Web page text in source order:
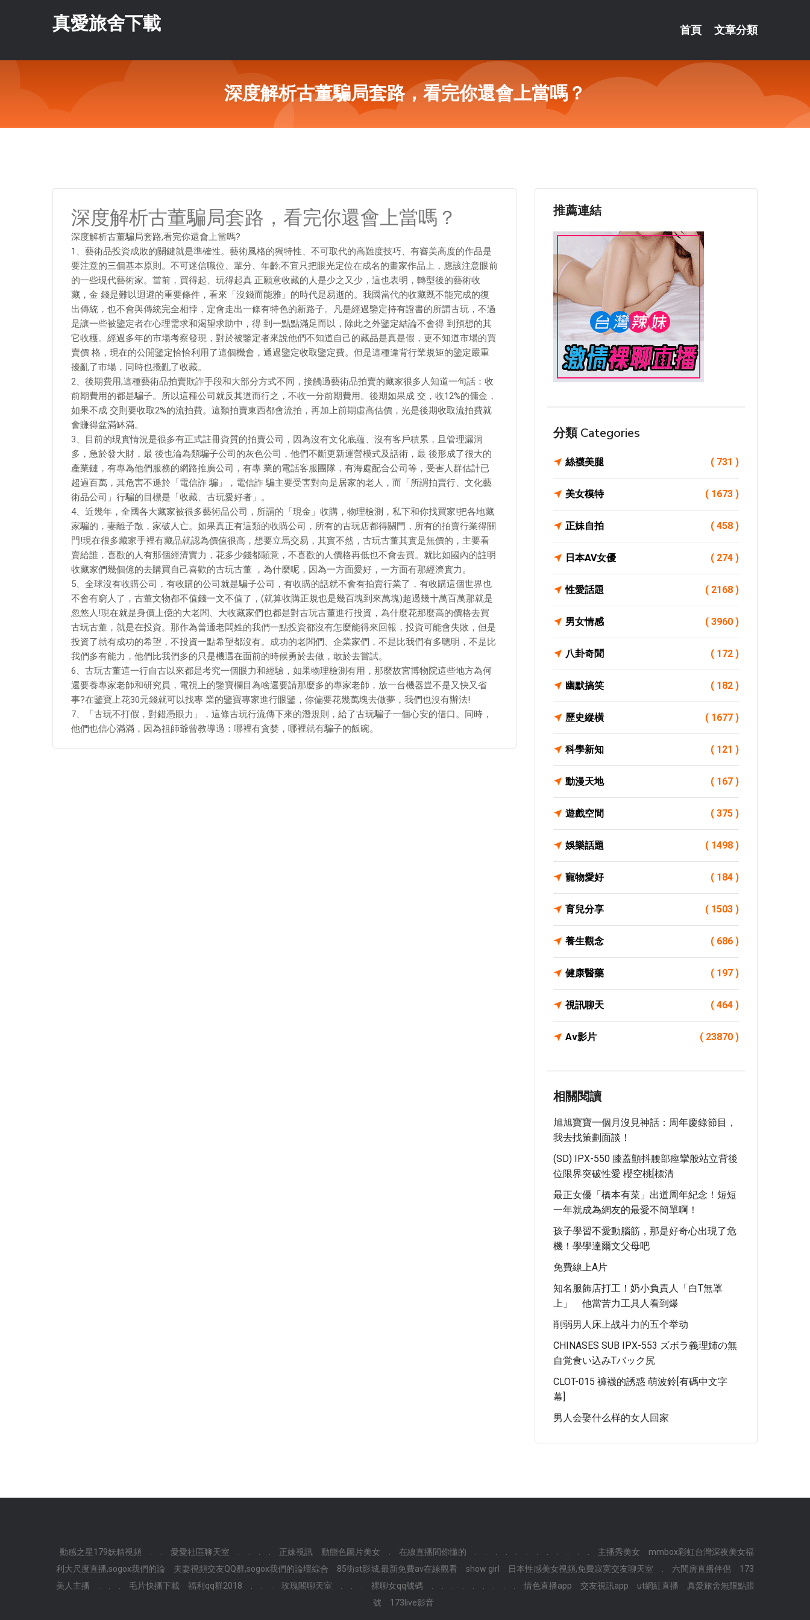
真愛旅舍下載 首頁 文章分類
深度解析古董騙局套路，看完你還會上當嗎？
深度解析古董騙局套路，看完你還會上當嗎？
深度解析古董騙局套路,看完你還會上當嗎?
1、藝術品投資成敗的關鍵就是準確性。藝術風格的獨特性、不可取代的高難度技巧、有審美高度的作品是
要注意的三個基本原則。不可迷信職位、輩分、年齡;不宜只把眼光定位在成名的畫家作品上，應該注意眼前
的一些現代藝術家。當前，買得起、玩得起真 正願意收藏的人是少之又少，這也表明，轉型後的藝術收
藏，金 錢是難以迴避的重要條件，看來「沒錢而能雅」的時代是易逝的。我國當代的收藏既不能完成的復
出傳統，也不會與傳統完全相悖，定會走出一條有特色的新路子。凡是經過鑒定持有證書的所謂古玩，不過
是讓一些被鑒定者在心理需求和渴望求助中，得 到一點點滿足而以，除此之外鑒定結論不會得 到預想的其
它收穫。經過多年的市場考察發現，對於被鑒定者來說他們不知道自己的藏品是真是假，更不知道市場的買
賣價 格，現在的公開鑒定恰恰利用了這個機會，通過鑒定收取鑒定費。但是這種違背行業規矩的鑒定嚴重
擾亂了市場，同時也攪亂了收藏。
2、後期費用,這種藝術品拍賣欺詐手段和大部分方式不同，接觸過藝術品拍賣的藏家很多人知道一句話：收
前期費用的都是騙子。所以這種公司就反其道而行之，不收一分前期費用。後期如果成 交，收12%的傭金，
如果不成 交則要收取2%的流拍費。這類拍賣東西都會流拍，再加上前期虛高估價，光是後期收取流拍費就
會賺得盆滿缽滿。
3、目前的現實情況是很多有正式註冊資質的拍賣公司，因為沒有文化底蘊、沒有客戶積累，且管理漏洞
多，急於發大財，最 後也淪為類騙子公司的灰色公司，他們不斷更新運營模式及話術，最 後形成了很大的
產業鏈，有專為他們服務的網路推廣公司，有專 業的電話客服團隊，有海處配合公司等，受害人群估計已
超過百萬，其危害不遜於「電信詐 騙」，電信詐 騙主要受害對向是居家的老人，而「所謂拍賣行、文化藝
術品公司」行騙的目標是「收藏、古玩愛好者」。
4、近幾年，全國各大藏家被很多藝術品公司，所謂的「現金」收購，物理檢測，私下和你找買家!把各地藏
家騙的，妻離子散，家破人亡。如果真正有這類的收購公司，所有的古玩店都得關門，所有的拍賣行業得關
門!現在很多藏家手裡有藏品就認為價值很高，想要立馬交易，其實不然，古玩古董其實是無價的，主要看
賣給誰，喜歡的人有那個經濟實力，花多少錢都願意，不喜歡的人價格再低也不會去買。就比如國內的註明
收藏家們幾個億的去購買自己喜歡的古玩古董 ，為什麼呢，因為一方面愛好，一方面有那經濟實力。
5、全球沒有收購公司，有收購的公司就是騙子公司，有收購的話就不會有拍賣行業了，有收購這個世界也
不會有窮人了，古董文物都不值錢一文不值了，(就算收購正規也是幾百塊到來萬塊)超過幾十萬百萬那就是
忽悠人!現在就是身價上億的大老闆、大收藏家們也都是對古玩古董進行投資，為什麼花那麼高的價格去買
古玩古董，就是在投資。那作為普通老闆姓的我們一點投資都沒有怎麼能得來回報，投資可能會失敗，但是
投資了就有成功的希望，不投資一點希望都沒有。成功的老闆們、企業家們，不是比我們有多聰明，不是比
我們多有能力，他們比我們多的只是機遇在面前的時候勇於去做，敢於去嘗試。
6、古玩古董這一行自古以來都是考究一個眼力和經驗，如果物理檢測有用，那麼故宮博物院這些地方為何
還要養專家老師和研究員，電視上的鑒寶欄目為啥還要請那麼多的專家老師，放一台機器豈不是又快又省
事?在鑒寶上花30元錢就可以找專 業的鑒寶專家進行眼鑒，你偏要花幾萬塊去做夢，我們也沒有辦法!
7、「古玩不打假，對錯憑眼力」，這條古玩行流傳下來的潛規則，給了古玩騙子一個心安的借口。同時，
他們也信心滿滿，因為祖師爺曾教導過：哪裡有貪婪，哪裡就有騙子的飯碗。
推薦連結
分類 Categories
絲襪美腿 ( 731 )
美女模特 ( 1673 )
正妹自拍 ( 458 )
日本AV女優 ( 274 )
性愛話題 ( 2168 )
男女情感 ( 3960 )
八卦奇聞 ( 172 )
幽默搞笑 ( 182 )
歷史縱橫 ( 1677 )
科學新知 ( 121 )
動漫天地 ( 167 )
遊戲空間 ( 375 )
娛樂話題 ( 1498 )
寵物愛好 ( 184 )
育兒分享 ( 1503 )
養生觀念 ( 686 )
健康醫藥 ( 197 )
視訊聊天 ( 464 )
Av影片 ( 23870 )
相關閱讀
旭旭寶寶一個月沒見神話：周年慶錄節目，
我去找策劃面談！
(SD) IPX-550 膝蓋顫抖腰部痙攣般站立背後
位限界突破性愛 櫻空桃[標清
最正女優「橋本有菜」出道周年紀念！短短
一年就成為網友的最愛不簡單啊！
孩子學習不愛動腦筋，那是好奇心出現了危
機！學學達爾文父母吧
免費線上a片
知名服飾店打工！奶小負責人「白T無罩
上」 他當苦力工具人看到爆
削弱男人床上战斗力的五个举动
CHINASES SUB IPX-553 ズボラ義理姉の無
自覚食い込みTバック尻
CLOT-015 褲襪的誘惑 萌波鈴[有碼中文字
幕]
男人会娶什么样的女人回家
動感之星179妖精視頻 愛愛社區聊天室 正妹視訊 動態色圖片美女 在線直播間你懂的 主播秀美女
mmbox彩虹台灣深夜美女福
利大尺度直播,sogox我們的論
夫妻視頻交友QQ群,sogox我們的論壇綜合 85街st影城,最新免費av在線觀看 show girl 日本性感美女視頻,免費寂寞交友聊天室 六間房直播伴侶
173
美人主播
毛片快播下載 福利qq群2018 玫瑰閣聊天室 裸聊女qq號碼 情色直播app 交友視訊app ut網紅直播
真愛旅舍無限點賬
號
173live影音